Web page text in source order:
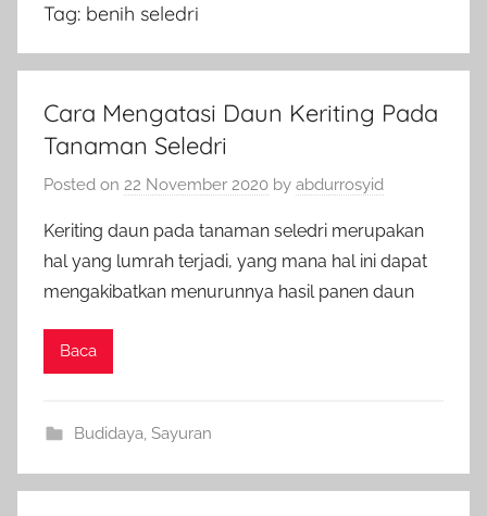
Tag: benih seledri
Cara Mengatasi Daun Keriting Pada
Tanaman Seledri
Posted on 22 November 2020 by abdurrosyid
Keriting daun pada tanaman seledri merupakan
hal yang lumrah terjadi, yang mana hal ini dapat
mengakibatkan menurunnya hasil panen daun
Baca
Budidaya Sayuran